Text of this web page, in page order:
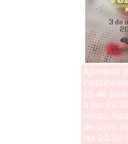
Apertura
15 de
a las
horas,
de junio
las